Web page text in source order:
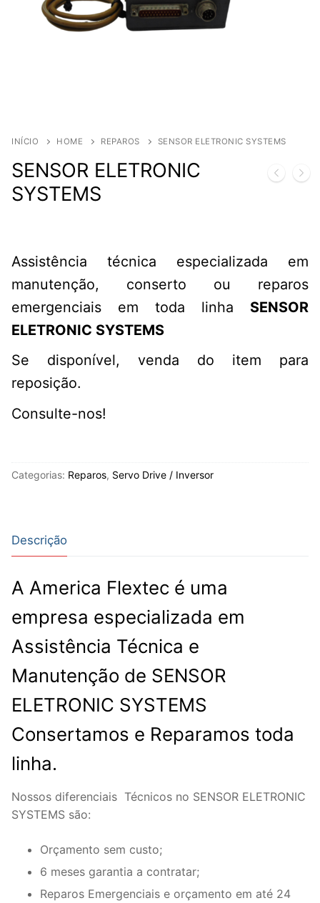
INÍCIO HOME REPAROS SENSOR ELETRONIC SYSTEMS
SENSOR ELETRONIC
SYSTEMS
Assistência técnica especializada em
manutenção, conserto ou reparos
emergenciais em toda linha SENSOR
ELETRONIC SYSTEMS
Se disponível, venda do item para
reposição.
Consulte-nos!
Categorias: Reparos, Servo Drive / Inversor
Descrição
A America Flextec é uma
empresa especializada em
Assistência Técnica e
Manutenção de SENSOR
ELETRONIC SYSTEMS
Consertamos e Reparamos toda
linha.
Nossos diferenciais Técnicos no SENSOR ELETRONIC
SYSTEMS são:
Orçamento sem custo;
6 meses garantia a contratar;
Reparos Emergenciais e orçamento em até 24